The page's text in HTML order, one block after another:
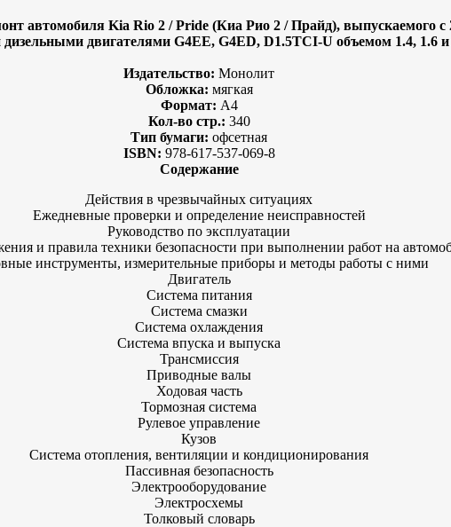
автомобиля Kia Rio 2 / Pride (Киа Рио 2 / Прайд), выпускаемого с
двигателями G4EE, G4ED, D1.5TCI-U объемом 1.4, 1.6 и
Издательство: Монолит
Обложка: мягкая
Формат: А4
Кол-во стр.: 340
Тип бумаги: офсетная
ISBN: 978-617-537-069-8
Содержание
Действия в чрезвычайных ситуациях
Ежедневные проверки и определение неисправностей
Руководство по эксплуатации
и правила техники безопасности при выполнении работ на
инструменты, измерительные приборы и методы работы с ними
Двигатель
Система питания
Система смазки
Система охлаждения
Система впуска и выпуска
Трансмиссия
Приводные валы
Ходовая часть
Тормозная система
Рулевое управление
Кузов
Система отопления, вентиляции и кондиционирования
Пассивная безопасность
Электрооборудование
Электросхемы
Толковый словарь